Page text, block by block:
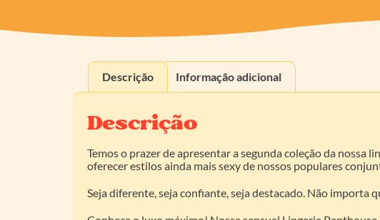
Descrição Informação adicional
Descrição
Temos o prazer de apresentar a segunda coleção da nossa
oferecer estilos ainda mais sexy de nossos populares
Seja diferente, seja confiante, seja destacado. Não importa